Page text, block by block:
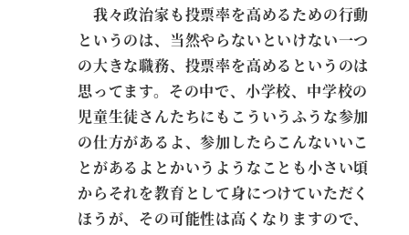
我々政治家も投票率を高めるための行動
というのは、当然やらないといけない一つ
の大きな職務、投票率を高めるというのは
思ってます。その中で、小学校、中学校の
児童生徒さんたちにもこういうふうな参加
の仕方があるよ、参加したらこんないいこ
とがあるよとかいうようなことも小さい頃
からそれを教育として身につけていただく
ほうが、その可能性は高くなりますので、